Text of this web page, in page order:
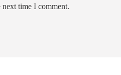
time I comment.